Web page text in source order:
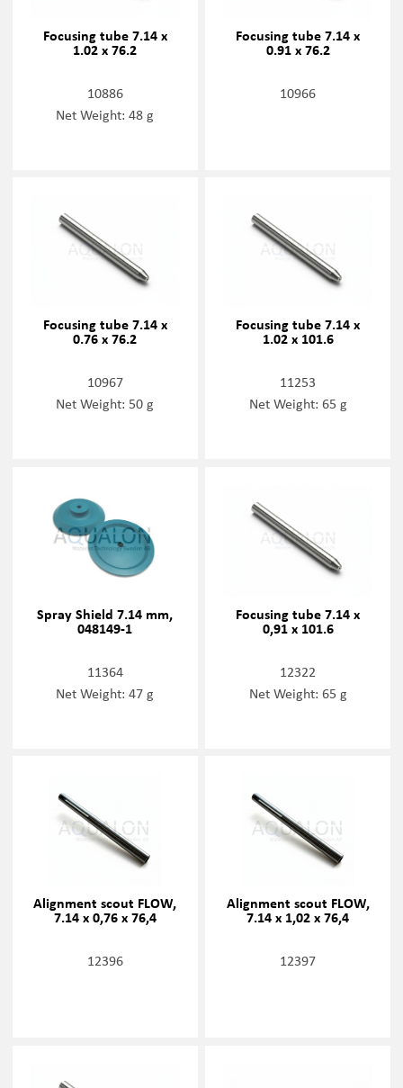
Focusing tube 7.14 x
1.02 x 76.2
10886
Net Weight: 48 g
Focusing tube 7.14 x
0.91 x 76.2
10966
Focusing tube 7.14 x
0.76 x 76.2
10967
Net Weight: 50 g
Focusing tube 7.14 x
1.02 x 101.6
11253
Net Weight: 65 g
Spray Shield 7.14 mm,
048149-1
11364
Net Weight: 47 g
Focusing tube 7.14 x
0,91 x 101.6
12322
Net Weight: 65 g
Alignment scout FLOW,
7.14 x 0,76 x 76,4
12396
Alignment scout FLOW,
7.14 x 1,02 x 76,4
12397